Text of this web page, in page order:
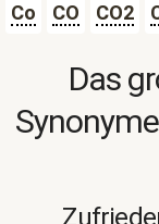
Co
CO CO2
Das